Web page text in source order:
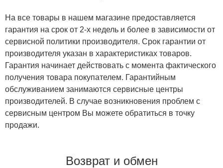
На все товары в нашем магазине предоставляется
гарантия на срок от 2-х недель и более в зависимости от
сервисной политики производителя. Срок гарантии от
производителя указан в характеристиках товаров.
Гарантия начинает действовать с момента фактического
получения товара покупателем. Гарантийным
обслуживанием занимаются сервисные центры
производителей. В случае возникновения проблем с
сервисным центром Вы можете обратиться в точку
продажи.
Возврат и обмен